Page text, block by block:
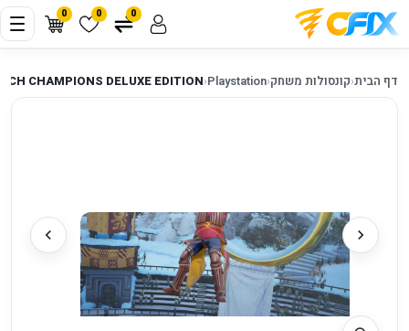
0 0 0
דף הבית‹קונסולות משחק‹
Playstation
‹
CHAMPIONS DELUXE EDITION